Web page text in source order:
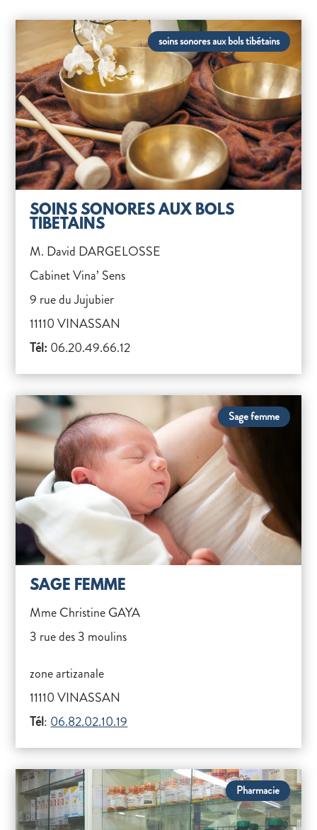
soins sonores aux bols tibétains
SOINS SONORES AUX BOLS
TIBETAINS
M. David DARGELOSSE
Cabinet Vina’ Sens
9 rue du Jujubier
11110 VINASSAN
Tél: 06.20.49.66.12
Sage femme
SAGE FEMME
Mme Christine GAYA
3 rue des 3 moulins
zone artizanale
11110 VINASSAN
Tél: 06.82.02.10.19
Pharmacie